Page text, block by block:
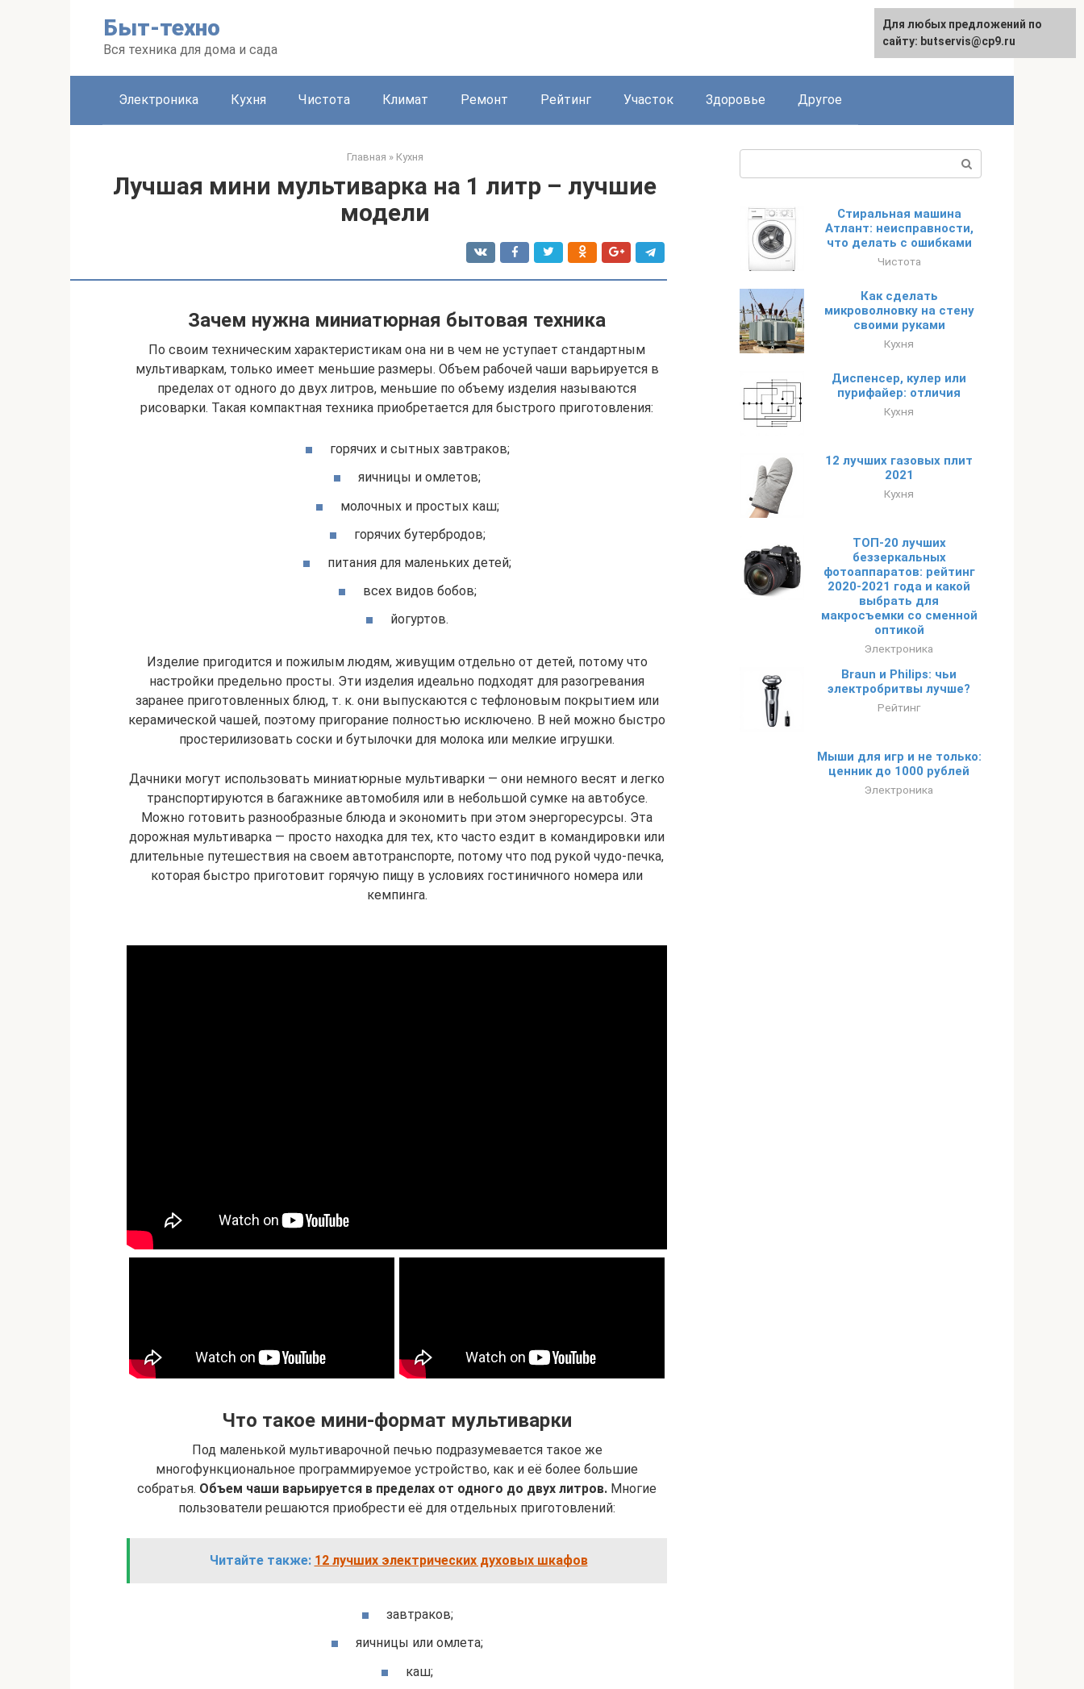
Быт-техно
Вся техника для дома и сада
English
Электроника Кухня Чистота Климат Ремонт Рейтинг Участок Здоровье Другое
Главная » Кухня
Лучшая мини мультиварка на 1 литр – лучшие
модели
Зачем нужна миниатюрная бытовая техника
По своим техническим характеристикам она ни в чем не уступает стандартным
мультиваркам, только имеет меньшие размеры. Объем рабочей чаши варьируется в
пределах от одного до двух литров, меньшие по объему изделия называются
рисоварки. Такая компактная техника приобретается для быстрого приготовления:
горячих и сытных завтраков;
яичницы и омлетов;
молочных и простых каш;
горячих бутербродов;
питания для маленьких детей;
всех видов бобов;
йогуртов.
Изделие пригодится и пожилым людям, живущим отдельно от детей, потому что
настройки предельно просты. Эти изделия идеально подходят для разогревания
заранее приготовленных блюд, т. к. они выпускаются с тефлоновым покрытием или
керамической чашей, поэтому пригорание полностью исключено. В ней можно быстро
простерилизовать соски и бутылочки для молока или мелкие игрушки.
Дачники могут использовать миниатюрные мультиварки — они немного весят и легко
транспортируются в багажнике автомобиля или в небольшой сумке на автобусе.
Можно готовить разнообразные блюда и экономить при этом энергоресурсы. Эта
дорожная мультиварка — просто находка для тех, кто часто ездит в командировки или
длительные путешествия на своем автотранспорте, потому что под рукой чудо-печка,
которая быстро приготовит горячую пищу в условиях гостиничного номера или
кемпинга.
Что такое мини-формат мультиварки
Под маленькой мультиварочной печью подразумевается такое же
многофункциональное программируемое устройство, как и её более большие
собратья. Объем чаши варьируется в пределах от одного до двух литров. Многие
пользователи решаются приобрести её для отдельных приготовлений:
Читайте также: 12 лучших электрических духовых шкафов
завтраков;
яичницы или омлета;
каш;
Стиральная машина
Атлант: неисправности,
что делать с ошибками
Чистота
Как сделать
микроволновку на стену
своими руками
Кухня
Диспенсер, кулер или
пурифайер: отличия
Кухня
12 лучших газовых плит
2021
Кухня
ТОП-20 лучших
беззеркальных
фотоаппаратов: рейтинг
2020-2021 года и какой
выбрать для
макросъемки со сменной
оптикой
Электроника
Braun и Philips: чьи
электробритвы лучше?
Рейтинг
Мыши для игр и не только:
ценник до 1000 рублей
Электроника
Для любых предложений по
сайту: butservis@cp9.ru